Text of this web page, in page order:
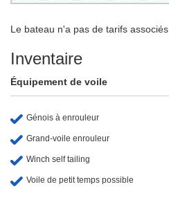
Le bateau n'a pas de tarifs associés.
Inventaire
Équipement de voile
Génois à enrouleur
Grand-voile enrouleur
Winch self tailing
Voile de petit temps possible